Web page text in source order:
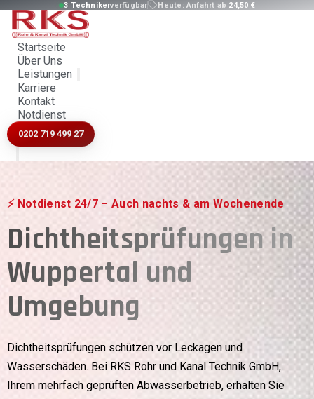
3 Technikerverfügbar Heute: Anfahrt ab 24,50 €
Startseite
Über Uns
Leistungen
Karriere
Kontakt
Notdienst
0202 719 499 27
⚡ Notdienst 24/7 – Auch nachts & am Wochenende
Dichtheitsprüfungen in
Wuppertal und
Umgebung
Dichtheitsprüfungen schützen vor Leckagen und
Wasserschäden. Bei RKS Rohr und Kanal Technik GmbH,
Ihrem mehrfach geprüften Abwasserbetrieb, erhalten Sie